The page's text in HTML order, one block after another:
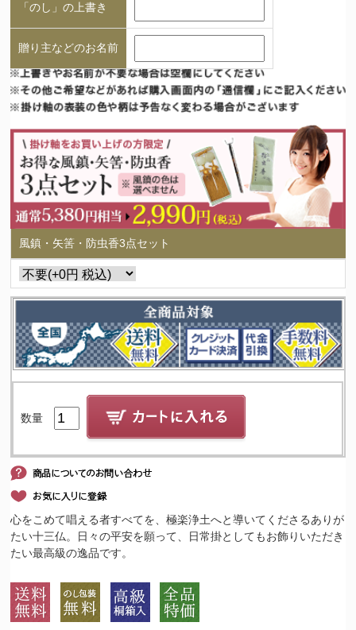
「のし」の上書き
贈り主などのお名前
風鎮・矢筈・防虫香3点セット
数量
心をこめて唱える者すべてを、極楽浄土へと導いてくださるありが
たい十三仏。日々の平安を願って、日常掛としてもお飾りいただき
たい最高級の逸品です。